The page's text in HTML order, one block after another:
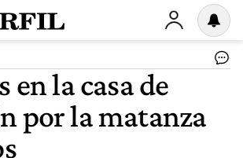
en la casa de
por la matanza